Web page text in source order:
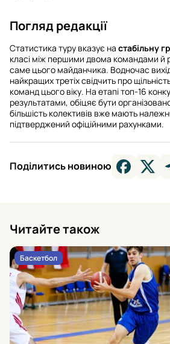
Погляд редакції
Статистика туру вказує на стабільну
класі між першими двома командами й
саме цього майданчика. Водночас
найкращих третіх свідчить про
команд цього віку. На етапі топ-16
результатами, обіцяє бути
більшість колективів вже мають
підтверджений офіційними рахунками.
Поділитись новиною
Читайте також
Баскетбол